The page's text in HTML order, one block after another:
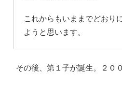
これからもいままでどおり
ようと思います。
その後、第１子が誕生。２０